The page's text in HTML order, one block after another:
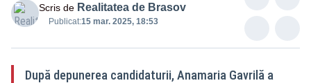
Scris de Realitatea de Brasov
Publicat:15 mar. 2025, 18:53
După depunerea candidaturii, Anamaria Gavrilă a